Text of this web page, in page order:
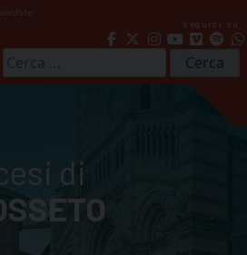
seguici su
per:
di